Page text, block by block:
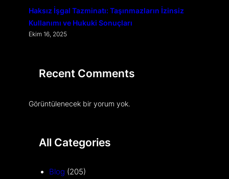
Haksız İşgal Tazminatı: Taşınmazların İzinsiz
Kullanımı ve Hukuki Sonuçları
Ekim 16, 2025
Recent Comments
Görüntülenecek bir yorum yok.
All Categories
Blog (205)